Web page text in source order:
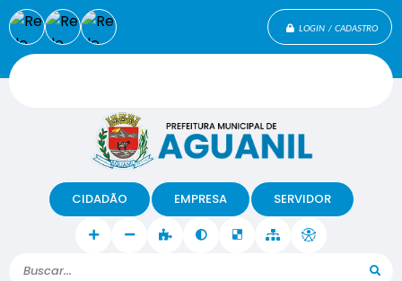
LOGIN / CADASTRO
Buscar...
CIDADÃO EMPRESA SERVIDOR